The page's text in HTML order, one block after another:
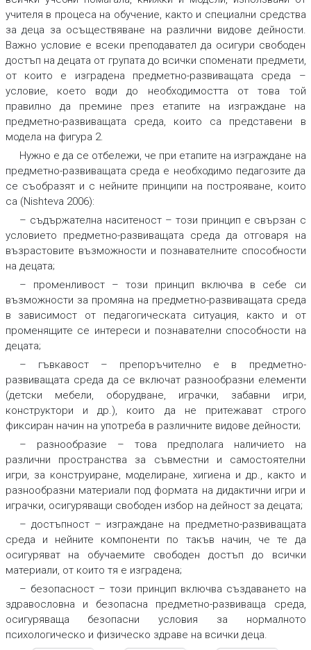
учителя в процеса на обучение, както и специални средства
за деца за осъществяване на различни видове дейности.
Важно условие е всеки преподавател да осигури свободен
достъп на децата от групата до всички споменати предмети,
от които е изградена предметно-развиващата среда –
условие, което води до необходимостта от това той
правилно да премине през етапите на изграждане на
предметно-развиващата среда, които са представени в
модела на фигура 2.
Нужно е да се отбележи, че при етапите на изграждане на
предметно-развиващата среда е необходимо педагозите да
се съобразят и с нейните принципи на построяване, които
са (Nishteva 2006):
– съдържателна наситеност– този принцип е свързан с
условието предметно-развиващата среда да отговаря на
възрастовите възможности и познавателните способности
на децата;
– променливост– този принцип включва в себе си
възможности за промяна на предметно-развиващата среда
в зависимост от педагогическата ситуация, както и от
променящите се интереси и познавателни способности на
децата;
– гъвкавост – препоръчително е в предметно-
развиващата среда да се включат разнообразни елементи
(детски мебели, оборудване, играчки, забавни игри,
конструктори и др.), които да не притежават строго
фиксиран начин на употреба в различните видове дейности;
– разнообразие – това предполага наличието на
различни пространства за съвместни и самостоятелни
игри, за конструиране, моделиране, хигиена и др., както и
разнообразни материали под формата на дидактични игри и
играчки, осигуряващи свободен избор на дейност за децата;
– достъпност – изграждане на предметно-развиващата
среда и нейните компоненти по такъв начин, че те да
осигуряват на обучаемите свободен достъп до всички
материали, от които тя е изградена;
– безопасност –този принцип включва създаването на
здравословна и безопасна предметно-развиваща среда,
осигуряваща безопасни условия за нормалното
психологическо и физическо здраве на всички деца.